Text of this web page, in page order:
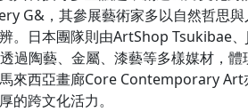
G&，其參展藝術家多以自然哲思
日本團隊則由ArtShop Tsukibae、
過陶藝、金屬、漆藝等多樣媒材，體
來西亞畫廊Core Contemporary Art
跨文化活力。